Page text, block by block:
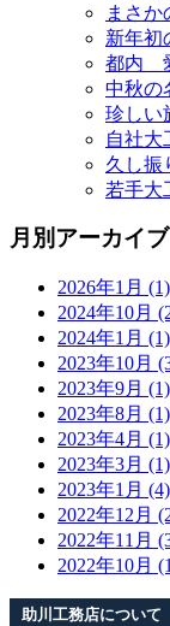
まさか
新年初
都内
中秋
珍し
自社大
久し振
若手大
月別アーカイブ
2026年1月 (1)
2024年10月
2024年1月 (1)
2023年10月
2023年9月 (1)
2023年8月 (1)
2023年4月 (1)
2023年3月 (1)
2023年1月 (4)
2022年12月
2022年11月
2022年10月
助川工務店について